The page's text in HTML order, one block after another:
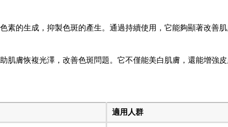
素的生成，抑製色斑的產生。通過持續使用，它能夠顯著改善
肌膚恢複光澤，改善色斑問題。它不僅能美白肌膚，還能增強
適用人群